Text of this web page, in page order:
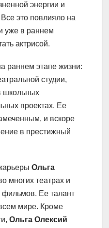
энергии и
это повлияло на
уже в раннем
актрисой.
раннем этапе жизни:
студии,
школьных
проектах. Ее
и вскоре
в престижный
Ольга
многих театрах и
фильмов. Ее талант
мире. Кроме
Ольга Олексий